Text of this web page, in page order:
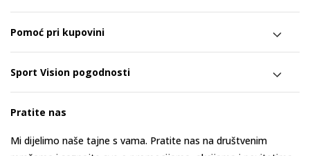
Pomoć pri kupovini
Sport Vision pogodnosti
Pratite nas
Mi dijelimo naše tajne s vama. Pratite nas na društvenim